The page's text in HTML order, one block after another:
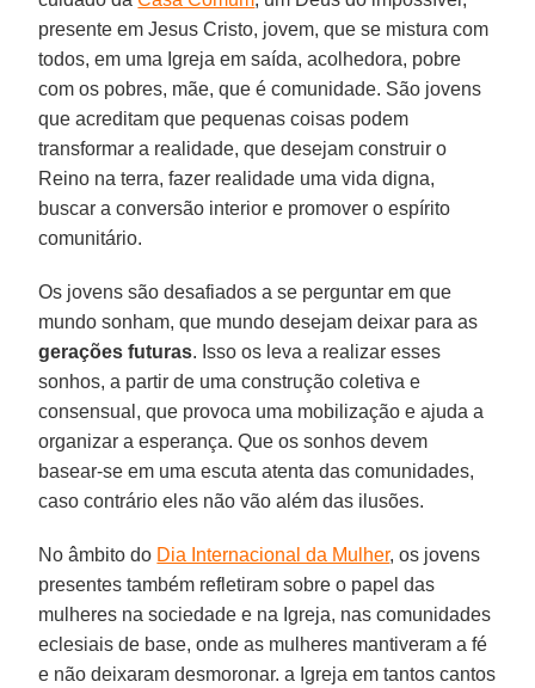
presente em Jesus Cristo, jovem, que se mistura com
todos, em uma Igreja em saída, acolhedora, pobre
com os pobres, mãe, que é comunidade. São jovens
que acreditam que pequenas coisas podem
transformar a realidade, que desejam construir o
Reino na terra, fazer realidade uma vida digna,
buscar a conversão interior e promover o espírito
comunitário.
Os jovens são desafiados a se perguntar em que
mundo sonham, que mundo desejam deixar para as
gerações futuras. Isso os leva a realizar esses
sonhos, a partir de uma construção coletiva e
consensual, que provoca uma mobilização e ajuda a
organizar a esperança. Que os sonhos devem
basear-se em uma escuta atenta das comunidades,
caso contrário eles não vão além das ilusões.
No âmbito do Dia Internacional da Mulher, os jovens
presentes também refletiram sobre o papel das
mulheres na sociedade e na Igreja, nas comunidades
eclesiais de base, onde as mulheres mantiveram a fé
e não deixaram desmoronar. a Igreja em tantos cantos